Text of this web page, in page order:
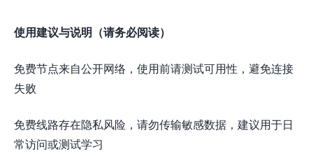
使用建议与说明（请务必阅读）
免费节点来自公开网络，使用前请测试可用性，避免连接
失败
免费线路存在隐私风险，请勿传输敏感数据，建议用于日
常访问或测试学习